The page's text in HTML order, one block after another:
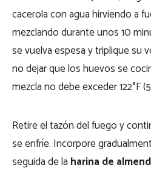
cacerola con agua hirviendo a
mezclando durante unos 10
se vuelva espesa y triplique su
no dejar que los huevos se
mezcla no debe exceder 122°F
Retire el tazón del fuego y
se enfríe. Incorpore
seguida de la harina de